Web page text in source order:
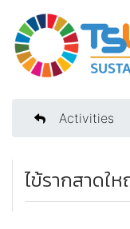
Activities
ไข้รากสาดใ